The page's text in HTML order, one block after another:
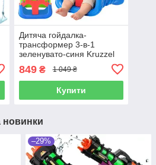
Дитяча гойдалка-
трансформер 3-в-1
зеленувато-синя Kruzzel
849₴ 1 049 ₴
Купити
новинки
–29%